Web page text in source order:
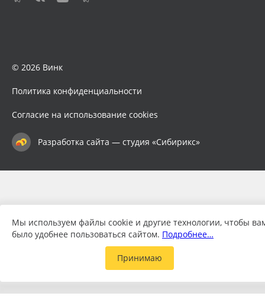
© 2026 Винк
Политика конфиденциальности
Согласие на использование cookies
Разработка сайта — студия «Сибирикс»
Мы используем файлы cookie и другие технологии, чтобы
было удобнее пользоваться сайтом. Подробнее…
Принимаю